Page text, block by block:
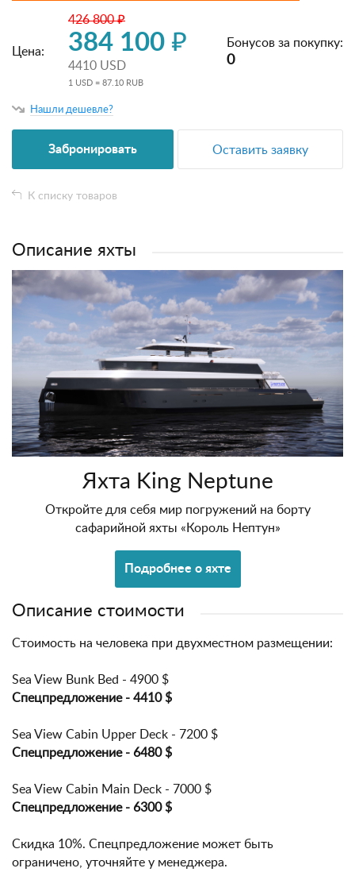
Цена:
426 800 ₽
384 100 ₽
4410 USD
1 USD = 87.10 RUB
Бонусов за покупку:
0
Нашли дешевле?
Забронировать Оставить заявку
К списку товаров
Описание яхты
Яхта King Neptune
Откройте для себя мир погружений на борту
сафарийной яхты «Король Нептун»
Подробнее о яхте
Описание стоимости
Стоимость на человека при двухместном размещении:
Sea View Bunk Bed - 4900 $
Спецпредложение - 4410$
Sea View Cabin Upper Deck - 7200 $
Спецпредложение - 6480$
Sea View Cabin Main Deck - 7000 $
Спецпредложение - 6300$
Скидка 10%. Спецпредложение может быть
ограничено, уточняйте у менеджера.